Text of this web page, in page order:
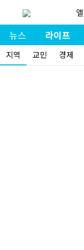
뉴스 라이프
지역 교민 경제